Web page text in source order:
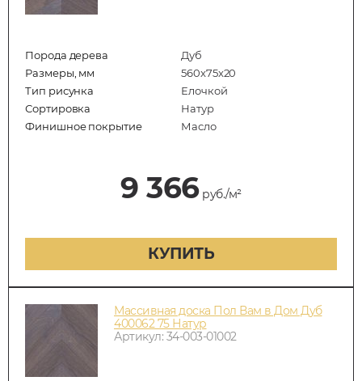
Порода дерева
Дуб
Размеры, мм
560x75x20
Тип рисунка
Елочкой
Сортировка
Натур
Финишное покрытие
Масло
9 366руб./м²
КУПИТЬ
Массивная доска Пол Вам в Дом Дуб
400062 75 Натур
Артикул: 34-003-01002